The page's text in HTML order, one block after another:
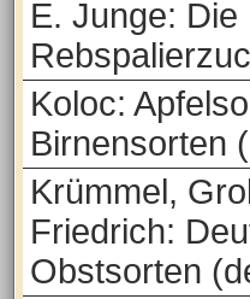
E. Junge: Die
Koloc:
Birnensorten
Krümmel,
Friedrich:
Obstsorten